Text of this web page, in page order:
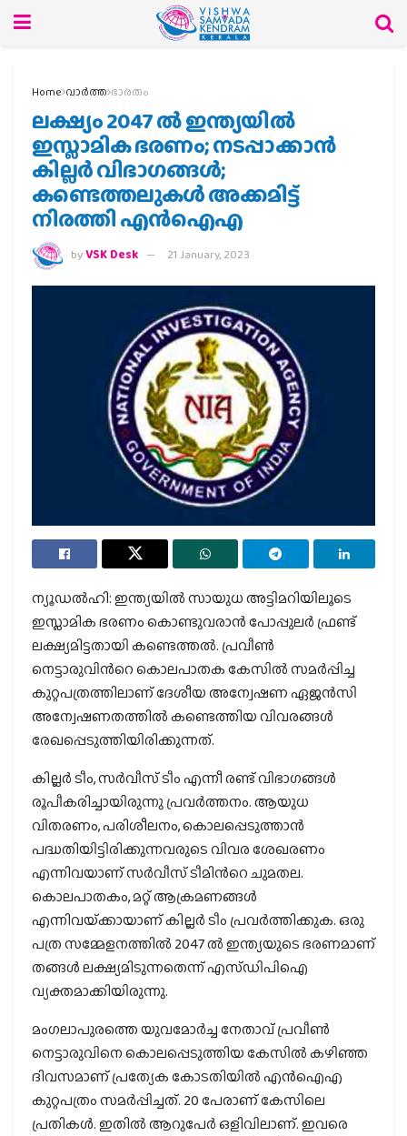
Home വാര്‍ത്ത ഭാരതം
ലക്ഷ്യം 2047 ൽ ഇന്ത്യയിൽ
ഇസ്ലാമിക ഭരണം; നടപ്പാക്കാൻ
കില്ലർ വിഭാഗങ്ങൾ;
കണ്ടെത്തലുകൾ അക്കമിട്ട്
നിരത്തി എൻഐഎ
byVSK Desk 21 January, 2023
ന്യൂഡൽഹി: ഇന്ത്യയിൽ സായുധ അട്ടിമറിയിലൂടെ
ഇസ്ലാമിക ഭരണം കൊണ്ടുവരാൻ പോപ്പുലർ ഫ്രണ്ട്
ലക്ഷ്യമിട്ടതായി കണ്ടെത്തൽ. പ്രവീൺ
നെട്ടാരുവിന്‍റെ കൊലപാതക കേസിൽ സമർപ്പിച്ച
കുറ്റപത്രത്തിലാണ് ദേശീയ അന്വേഷണ ഏജൻസി
അന്വേഷണതത്തിൽ കണ്ടെത്തിയ വിവരങ്ങൾ
രേഖപ്പെടുത്തിയിരിക്കുന്നത്.
കില്ലർ ടീം, സർവീസ് ടീം എന്നീ രണ്ട് വിഭാഗങ്ങൾ
രൂപീകരിച്ചായിരുന്നു പ്രവർത്തനം. ആയുധ
വിതരണം, പരിശീലനം, കൊലപ്പെടുത്താൻ
പദ്ധതിയിട്ടിരിക്കുന്നവരുടെ വിവര ശേഖരണം
എന്നിവയാണ് സർവീസ് ടീമിന്‍റെ ചുമതല.
കൊലപാതകം, മറ്റ് ആക്രമണങ്ങൾ
എന്നിവയ്‌ക്കായാണ് കില്ലർ ടീം പ്രവർത്തിക്കുക. ഒരു
പത്ര സമ്മേളനത്തിൽ 2047 ൽ ഇന്ത്യയുടെ ഭരണമാണ്
തങ്ങൾ ലക്ഷ്യമിടുന്നതെന്ന് എസ്ഡിപിഐ
വ്യക്തമാക്കിയിരുന്നു.
മംഗലാപുരത്തെ യുവമോർച്ച നേതാവ് പ്രവീൺ
നെട്ടാരുവിനെ കൊലപ്പെടുത്തിയ കേസിൽ കഴിഞ്ഞ
ദിവസമാണ് പ്രത്യേക കോടതിയിൽ എൻഐഎ
കുറ്റപത്രം സമർപ്പിച്ചത്. 20 പേരാണ് കേസിലെ
പ്രതികൾ. ഇതിൽ ആറുപേർ ഒളിവിലാണ്. ഇവരെ